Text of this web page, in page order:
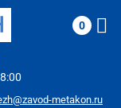
metakon.ru
0